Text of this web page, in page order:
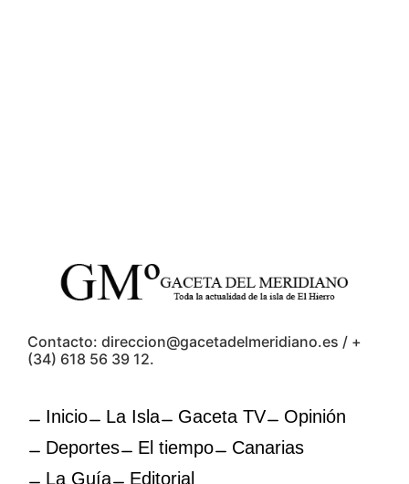
Contacto: direccion@gacetadelmeridiano.es / +
(34) 618 56 39 12.
Inicio La Isla Gaceta TV
Opinión
Deportes
El tiempo
Canarias
La Guía
Editorial